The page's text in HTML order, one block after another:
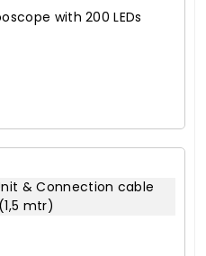
with 200 LEDs
& Connection cable
mtr)